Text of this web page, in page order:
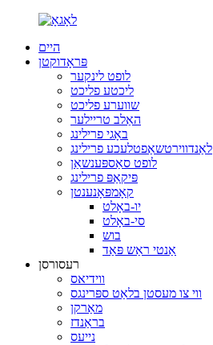
היים
פּראָדוקטן
לופט לינקער
ליכטע פליכט
שווערע פליכט
האַלב טריילער
באָגי פרילינג
לאַנדווירטשאַפטלעכע פרילינג
לופט סאַספּענשאַן
פּיקאַפּ פרילינג
קאָמפּאָנענטן
יו-באָלט
סי-באָלט
בוש
אַנטי ראַש פּאַד
רעסורסן
ווידיאס
ווי צו מעסטן בלאַט ספּרינגס
מאַרקן
בראַנדז
נייעס